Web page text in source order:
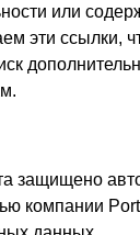
или
эти ссылки,
защищено
компании